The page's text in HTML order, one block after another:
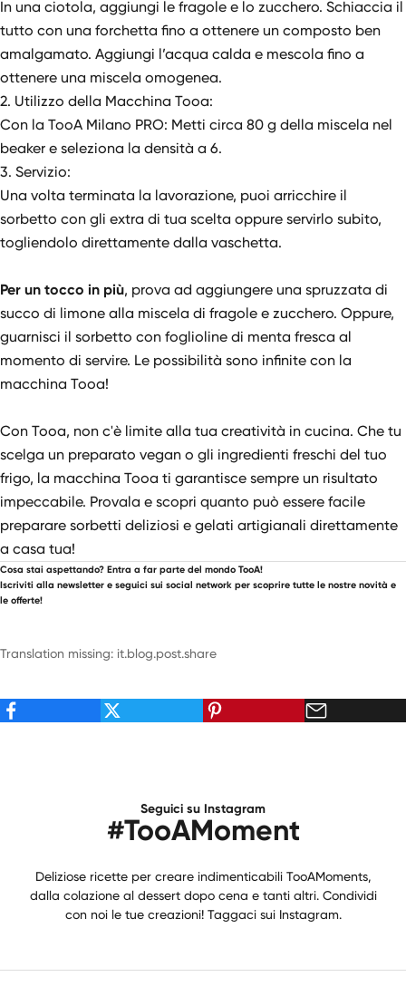
In una ciotola, aggiungi le fragole e lo zucchero. Schiaccia il
tutto con una forchetta fino a ottenere un composto ben
amalgamato. Aggiungi l’acqua calda e mescola fino a
ottenere una miscela omogenea.
2. Utilizzo della Macchina Tooa:
Con la TooA Milano PRO: Metti circa 80 g della miscela nel
beaker e seleziona la densità a 6.
3. Servizio:
Una volta terminata la lavorazione, puoi arricchire il
sorbetto con gli extra di tua scelta oppure servirlo subito,
togliendolo direttamente dalla vaschetta.
Per un tocco in più, prova ad aggiungere una spruzzata di
succo di limone alla miscela di fragole e zucchero. Oppure,
guarnisci il sorbetto con foglioline di menta fresca al
momento di servire. Le possibilità sono infinite con la
macchina Tooa!
Con Tooa, non c'è limite alla tua creatività in cucina. Che tu
scelga un preparato vegan o gli ingredienti freschi del tuo
frigo, la macchina Tooa ti garantisce sempre un risultato
impeccabile. Provala e scopri quanto può essere facile
preparare sorbetti deliziosi e gelati artigianali direttamente
a casa tua!
Cosa stai aspettando? Entra a far parte del mondo TooA!
Iscriviti alla newsletter e seguici sui social network per scoprire tutte le nostre novità e
le offerte!
Translation missing: it.blog.post.share
Seguici su Instagram
#TooAMoment
Deliziose ricette per creare indimenticabili TooAMoments,
dalla colazione al dessert dopo cena e tanti altri. Condividi
con noi le tue creazioni! Taggaci sui Instagram.